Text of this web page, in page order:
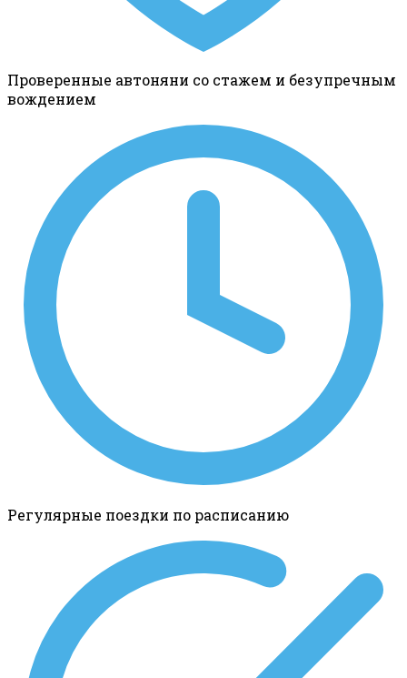
Проверенные автоняни со стажем и безупречным
вождением
Регулярные поездки по расписанию